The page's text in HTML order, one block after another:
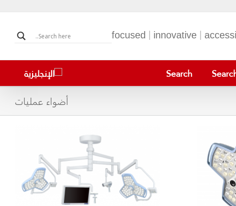
focused | innovative |
VS-
Search
أضواء عمليات